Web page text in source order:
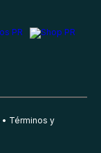
Términos y